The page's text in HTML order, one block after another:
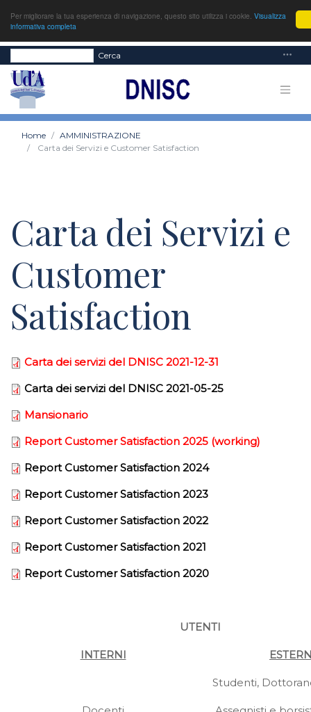
Per migliorare la tua esperienza di navigazione, questo sito utilizza i cookie. Visualizza
informativa completa
Cerca
Home
AMMINISTRAZIONE
Carta dei Servizi e Customer Satisfaction
Carta dei Servizi e
Customer
Satisfaction
Carta dei servizi del DNISC 2021-12-31
Carta dei servizi del DNISC 2021-05-25
Mansionario
Report Customer Satisfaction 2025 (working)
Report Customer Satisfaction 2024
Report Customer Satisfaction 2023
Report Customer Satisfaction 2022
Report Customer Satisfaction 2021
Report Customer Satisfaction 2020
UTENTI
INTERNI
Studenti,